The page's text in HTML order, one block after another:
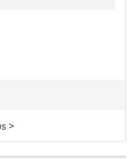
>